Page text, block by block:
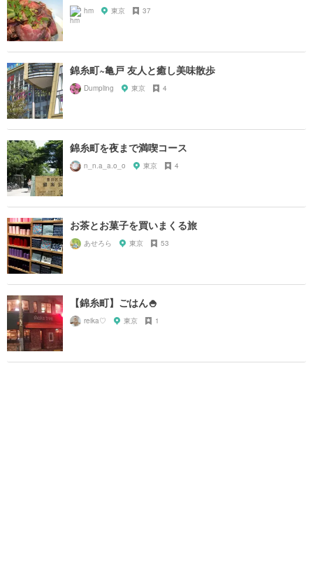
hm 東京 37
錦糸町~亀戸 友人と癒し美味散歩
Dumpling 東京 4
錦糸町を夜まで満喫コース
n_n.a_a.o_o 東京 4
お茶とお菓子を買いまくる旅
あせろら 東京 53
【錦糸町】ごはん🍚
reika♡ 東京 1